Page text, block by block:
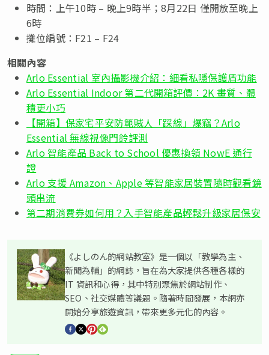
時間：上午10時 – 晚上9時半；8月22日 僅開放至晚上
6時
攤位編號：F21 – F24
相關內容
Arlo Essential 室內攝影機介紹：細看私隱保護盾功能
Arlo Essential Indoor 第二代開箱評價：2K 畫質、體
積更小巧
【開箱】保家宅平安防範賊人「踩線」爆竊？Arlo
Essential 無線視像門鈴評測
Arlo 智能產品 Back to School 優惠換領 NowE 通行
證
Arlo 支援 Amazon、Apple 等智能家居裝置隨時觀看鏡
頭串流
第二期消費券如何用？入手智能產品輕鬆升級家居保安
《よしのん的網站教室》是一個以「教學為主、
新聞為輔」的網誌，旨在為大家提供各種各樣的
IT 資訊和心得，其中特別聚焦於網站制作、
SEO、社交媒體等議題。隨著時間發展，本網亦
開始分享旅遊資訊，帶來更多元化的內容。